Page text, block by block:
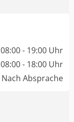
08:00 - 19:00 Uhr
08:00 - 18:00 Uhr
Nach Absprache